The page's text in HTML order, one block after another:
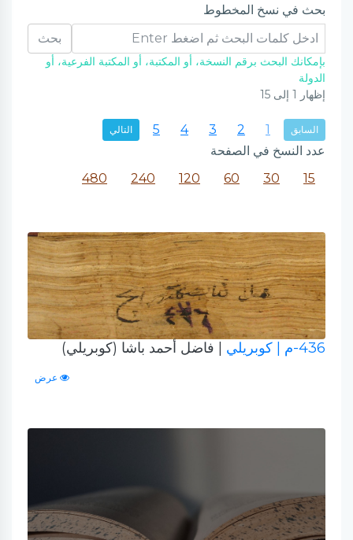
بحث في نسخ المخطوط
بحث
بإمكانك البحث برقم النسخة، أو المكتبة، أو المكتبة الفرعية، أو
الدولة
إظهار 1 إلى 15
السابق 1
2
3
4
5 التالي
عدد النسخ في الصفحة
15
30
60
120
240
480
436-م | كوبريلي | فاضل أحمد باشا (كوبريلي)
عرض